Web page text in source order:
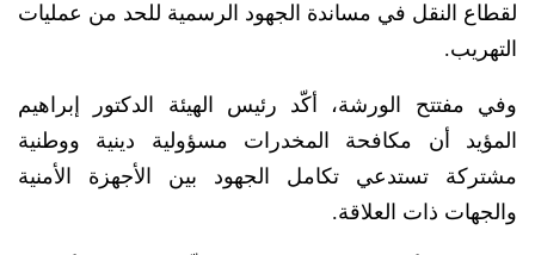
لقطاع النقل في مساندة الجهود الرسمية للحد من عمليات
التهريب.
وفي مفتتح الورشة، أكّد رئيس الهيئة الدكتور إبراهيم
المؤيد أن مكافحة المخدرات مسؤولية دينية ووطنية
مشتركة تستدعي تكامل الجهود بين الأجهزة الأمنية
والجهات ذات العلاقة.